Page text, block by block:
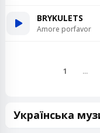
BRYKULETS
Amore porfavor
1 ...
Українська